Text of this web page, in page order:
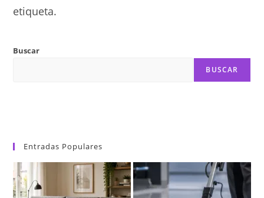
etiqueta.
Buscar
BUSCAR
Entradas Populares